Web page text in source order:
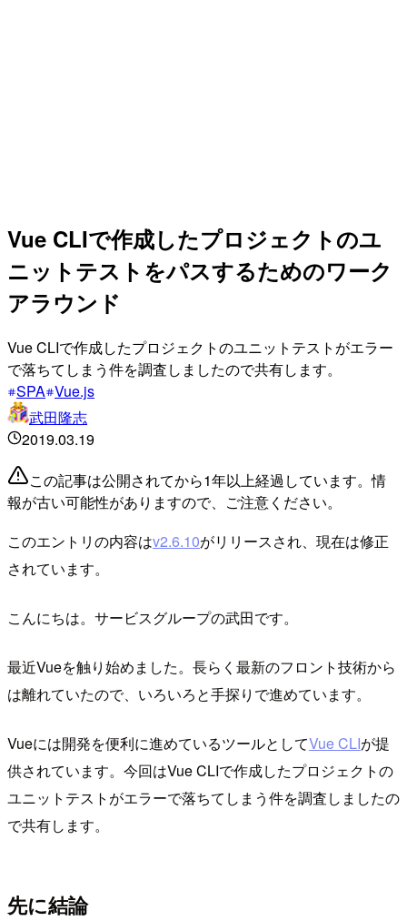
Vue CLIで作成したプロジェクトのユ
ニットテストをパスするためのワーク
アラウンド
Vue CLIで作成したプロジェクトのユニットテストがエラー
で落ちてしまう件を調査しましたので共有します。
SPA Vue.js
武田隆志
2019.03.19
この記事は公開されてから1年以上経過しています。情
報が古い可能性がありますので、ご注意ください。
このエントリの内容はv2.6.10がリリースされ、現在は修正
されています。
こんにちは。サービスグループの武田です。
最近Vueを触り始めました。長らく最新のフロント技術から
は離れていたので、いろいろと手探りで進めています。
Vueには開発を便利に進めているツールとしてVue CLIが提
供されています。今回はVue CLIで作成したプロジェクトの
ユニットテストがエラーで落ちてしまう件を調査しましたの
で共有します。
先に結論